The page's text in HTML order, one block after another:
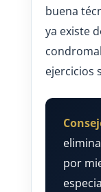
buena
ya existe
ejercicios
por